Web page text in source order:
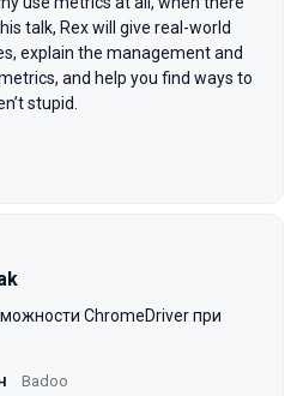
talk, Rex will give real-world
explain the management and
and help you find ways to
stupid.
ChromeDriver при
Badoo